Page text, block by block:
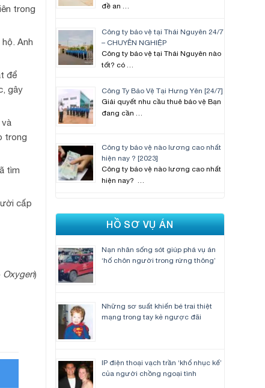
trong
Anh
để
gây
trong
tìm
cấp
Oxygen)
đề an …
Công ty bảo vệ tại Thái Nguyên 24/7
– CHUYÊN NGHIỆP
Công ty bảo vệ tại Thái Nguyên nào
tốt? có …
Công Ty Bảo Vệ Tại Hưng Yên [24/7]
Giải quyết nhu cầu thuê bảo vệ Bạn
đang cần …
Công ty bảo vệ nào lương cao nhất
hiện nay ? [2023]
Công ty bảo vệ nào lương cao nhất
hiện nay? …
HỒ SƠ VỤ ÁN
Nạn nhân sống sót giúp phá vụ án
‘hố chôn người trong rừng thông’
Những sơ suất khiến bé trai thiệt
mạng trong tay kẻ ngược đãi
IP điện thoại vạch trần ‘khổ nhục kế’
của người chồng ngoại tình